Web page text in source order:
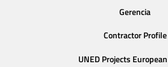
Gerencia
Contractor Profile
UNED Projects